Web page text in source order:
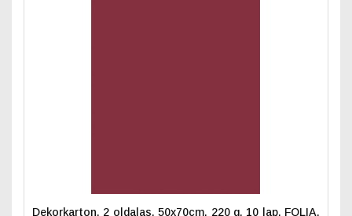
Dekorkarton, 2 oldalas, 50x70cm, 220 g, 10 lap, FOLIA,